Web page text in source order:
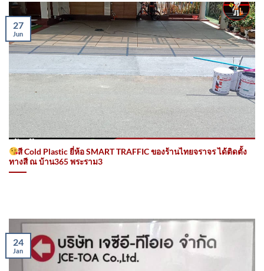
สี Cold Plastic ยี่ห้อ SMART TRAFFIC ของร้านไทยจราจร ได้ติดตั้ง
ทางสี ณ บ้าน365 พระราม3
27
Jun
24
Jan